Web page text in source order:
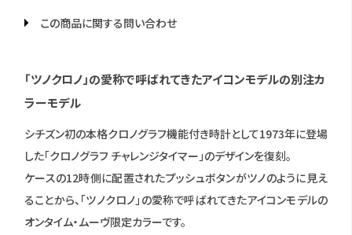
この商品に関する問い合わせ
「ツノクロノ」の愛称で呼ばれてきたアイコンモデルの別注カ
ラーモデル
シチズン初の本格クロノグラフ機能付き時計として1973年に登場
した「クロノグラフ チャレンジタイマー」のデザインを復刻。
ケースの12時側に配置されたプッシュボタンがツノのように見え
ることから、「ツノクロノ」の愛称で呼ばれてきたアイコンモデルの
オンタイム・ムーヴ限定カラーです。